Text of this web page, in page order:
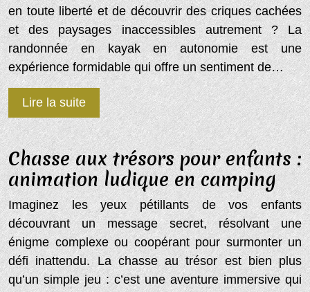
en toute liberté et de découvrir des criques cachées
et des paysages inaccessibles autrement ? La
randonnée en kayak en autonomie est une
expérience formidable qui offre un sentiment de…
Lire la suite
Chasse aux trésors pour enfants :
animation ludique en camping
Imaginez les yeux pétillants de vos enfants
découvrant un message secret, résolvant une
énigme complexe ou coopérant pour surmonter un
défi inattendu. La chasse au trésor est bien plus
qu’un simple jeu : c’est une aventure immersive qui